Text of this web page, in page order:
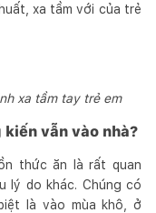
xa tầm với của trẻ
xa tầm tay trẻ em
vẫn vào nhà?
thức ăn là rất quan
lý do khác. Chúng có
là vào mùa khô, ở